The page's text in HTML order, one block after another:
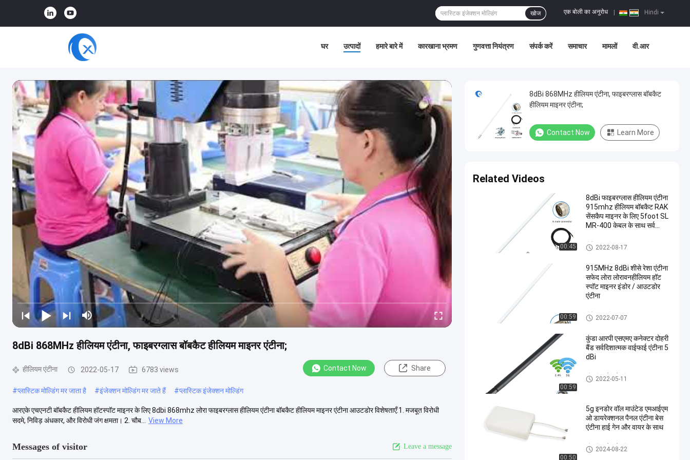
Hindi
एक बोली का अनुरोध
खोज
घर उत्पादों हमारे बारे में कारखाना भ्रमण गुणवत्ता नियंत्रण संपर्क करें समाचार मामलों वी.आर
8dBi 868MHz हीलियम एंटीना, फाइबरग्लास बॉबकैट हीलियम माइनर एंटीना;
हीलियम एंटीना 2022-05-17 6783 views Contact Now Share
#प्लास्टिक मोल्डिंग मर जाता है #इंजेक्शन मोल्डिंग मर जाते हैं #प्लास्टिक इंजेक्शन मोल्डिंग
आरएके एचएनटी बॉबकैट हीलियम हॉटस्पॉट माइनर के लिए 8dbi 868mhz लोरा फाइबरग्लास हीलियम एंटीना बॉबकैट हीलियम माइनर एंटीना आउटडोर विशेषताएँ:1. मजबूत विरोधी
सदमे, निविड़ अंधकार, और विरोधी जंग क्षमता। 2. चौब...
View More
Messages of visitor Leave a message
8dBi 868MHz हीलियम एंटीना, फाइबरग्लास बॉबकैट
हीलियम माइनर एंटीना;
Contact Now Learn More
Related Videos
00:45
8dBi फाइबरग्लास हीलियम एंटीना
915mhz हीलियम बॉबकैट RAK
सेंसकैप माइनर के लिए 5foot SL
MR-400 केबल के साथ सर्व
हीलियम एंटीना
2022-08-17
00:59
915MHz 8dBi शीसे रेशा एंटीना
सफेद लोरा लोरावनहीलियम हॉट
स्पॉट माइनर इंडोर / आउटडोर
एंटीना
हीलियम एंटीना
2022-07-07
00:59
कुंडा आरपी एसएमए कनेक्टर दोहरी
बैंड सर्वदिशात्मक वाईफाई एंटीना 5
dBi
ओमनी वाईफाई एंटीना
2022-05-11
00:50
5g इनडोर वॉल माउंटेड एमआईएम
ओ डायरेक्शनल पैनल एंटीना बेस
एंटीना हाई गेन और वायर के साथ
ओमनी वाईफाई एंटीना
2024-08-22